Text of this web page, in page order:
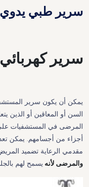
سرير طبي يدوي
سرير
يمكن أن يكون سرير
السن أو المعاقين أو الذين
المرضى في المستشفيات
أجزاء من أجسامهم. يمكن
مقدمي الرعاية تضميد
والمرضى لأنه يسمح لهم